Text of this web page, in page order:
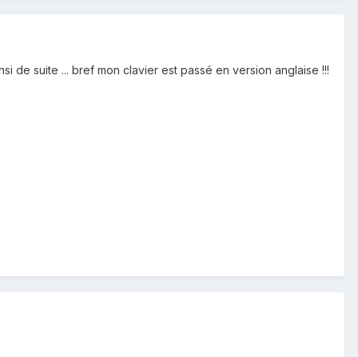
de suite ... bref mon clavier est passé en version anglaise !!!